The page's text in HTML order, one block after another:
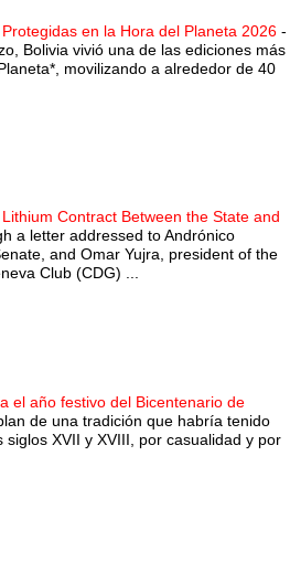
en la Hora del Planeta 2026 -
Bolivia vivió una de las ediciones más
movilizando a alrededor de 40
Contract Between the State and
a letter addressed to Andrónico
and Omar Yujra, president of the
Club (CDG) ...
el año festivo del Bicentenario de
de una tradición que habría tenido
XVII y XVIII, por casualidad y por